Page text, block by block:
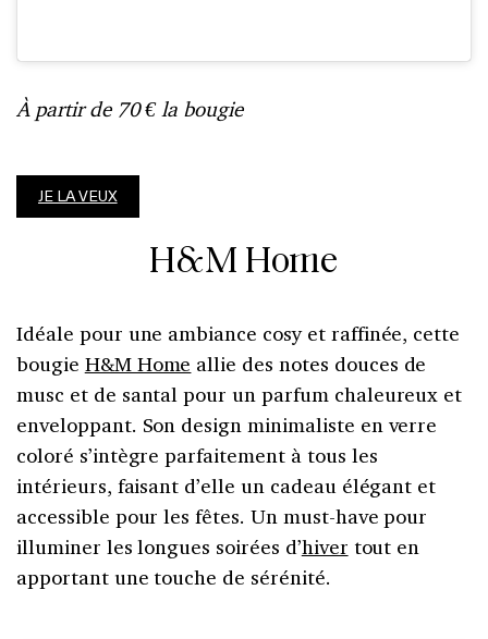
À partir de 70 € la bougie
JE LA VEUX
H&M Home
Idéale pour une ambiance cosy et raffinée, cette
bougie H&M Home allie des notes douces de
musc et de santal pour un parfum chaleureux et
enveloppant. Son design minimaliste en verre
coloré s’intègre parfaitement à tous les
intérieurs, faisant d’elle un cadeau élégant et
accessible pour les fêtes. Un must-have pour
illuminer les longues soirées d’hiver tout en
apportant une touche de sérénité.